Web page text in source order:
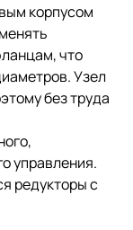
корпусом
что
Узел
без труда
управления.
редукторы с